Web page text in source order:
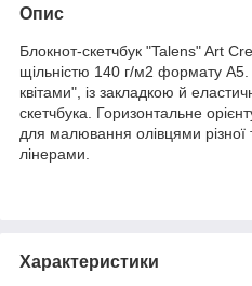
Опис
Блокнот-скетчбук "Talens" Art
щільністю 140 г/м2 формату
квітами", із закладкою й
скетчбука. Горизонтальне
для малювання олівцями різної
лінерами.
Характеристики